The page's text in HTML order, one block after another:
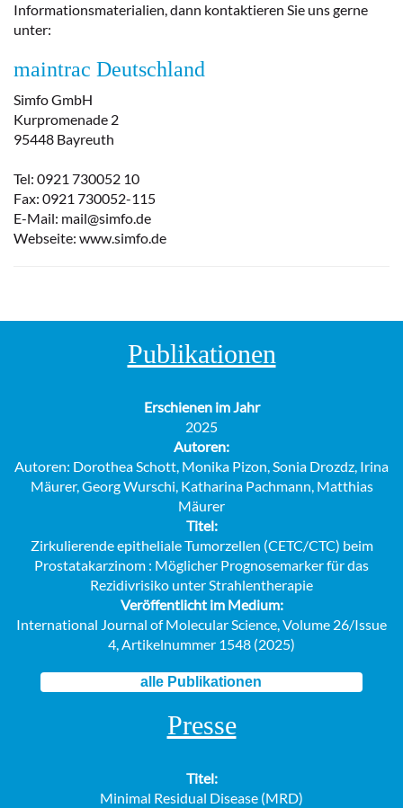
Informationsmaterialien, dann kontaktieren Sie uns gerne
unter:
maintrac Deutschland
Simfo GmbH
Kurpromenade 2
95448 Bayreuth
Tel: 0921 730052 10
Fax: 0921 730052-115
E-Mail: mail@simfo.de
Webseite: www.simfo.de
Publikationen
Erschienen im Jahr
2025
Autoren:
Autoren: Dorothea Schott, Monika Pizon, Sonia Drozdz, Irina
Mäurer, Georg Wurschi, Katharina Pachmann, Matthias
Mäurer
Titel:
Zirkulierende epitheliale Tumorzellen (CETC/CTC) beim
Prostatakarzinom : Möglicher Prognosemarker für das
Rezidivrisiko unter Strahlentherapie
Veröffentlicht im Medium:
International Journal of Molecular Science, Volume 26/Issue
4, Artikelnummer 1548 (2025)
alle Publikationen
Presse
Titel:
Minimal Residual Disease (MRD)